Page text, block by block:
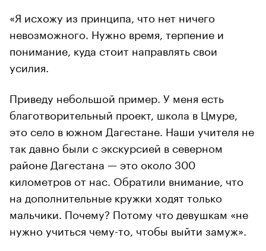
«Я исхожу из принципа, что нет ничего
невозможного. Нужно время, терпение и
понимание, куда стоит направлять свои
усилия.
Приведу небольшой пример. У меня есть
благотворительный проект, школа в Цмуре,
это село в южном Дагестане. Наши учителя не
так давно были с экскурсией в северном
районе Дагестана — это около 300
километров от нас. Обратили внимание, что
на дополнительные кружки ходят только
мальчики. Почему? Потому что девушкам «не
нужно учиться чему-то, чтобы выйти замуж».